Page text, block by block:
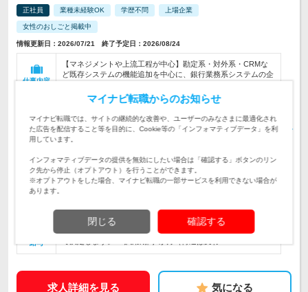
正社員 業種未経験OK 学歴不問 上場企業
女性のおしごと掲載中
情報更新日：2026/07/21 終了予定日：2026/08/24
仕事内容
【マネジメントや上流工程が中心】勘定系・対外系・CRMな
ど既存システムの機能追加を中心に、銀行業務系システムの企
対象と
なる方
《必須条件》金融業務システムに関する、導入・開発・プロジ
ェクト管理のいずれかの経験2年程度 ★マネジメントスキルを
磨ける ★中途のハンデなし！
勤務地
丁目12番地 ※配置転換や転勤・出向などの…
給与
月給25万円～61万円 ※これまでのスキル・経験などを加味し
求人詳細を見る 気になる
マイナビ転職からのお知らせ
マイナビ転職では、サイトの継続的な改善や、ユーザーのみなさまに最適化され
た広告を配信すること等を目的に、Cookie等の「インフォマティブデータ」を利
用しています。
インフォマティブデータの提供を無効にしたい場合は「確認する」ボタンのリン
ク先から停止（オプトアウト）を行うことができます。
※オプトアウトをした場合、マイナビ転職の一部サービスを利用できない場合が
あります。
閉じる 確認する